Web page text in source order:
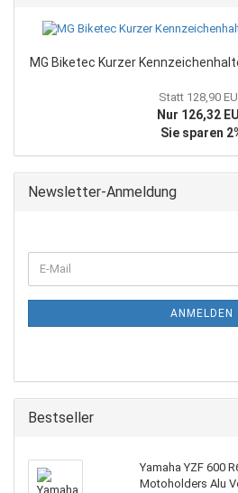
MG Biketec Kurzer
Statt 128,90
Nur 126,32
Sie sparen
Newsletter-Anmeldung
ZUR
E-
Mail
ANMELDEN
Bestseller
Yamaha YZF 600
Motoholders Alu